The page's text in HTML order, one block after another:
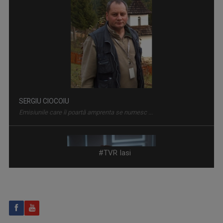
TELEJURNAL REGIONAL
Informații corecte și obiective, relatări în ...
#TVR Iasi